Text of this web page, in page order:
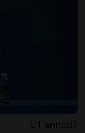
1 anno 2